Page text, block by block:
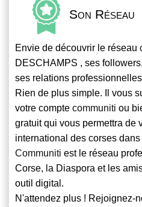
Son Réseau
Envie de découvrir le réseau
DESCHAMPS , ses
ses relations
Rien de plus simple. Il vous
votre compte communiti ou
gratuit qui vous permettra de
international des corses
Communiti est le réseau
Corse, la Diaspora et les
outil digital.
N'attendez plus ! Rejoignez-